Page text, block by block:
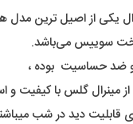
یکی از اصیل ترین مدل
سوییس می‌باشد.
ضد حساسیت بوده ،
مینرال گلس با
دید در شب